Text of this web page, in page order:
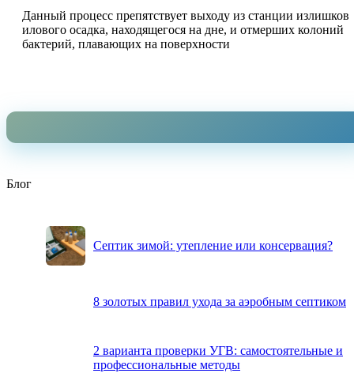
Данный процесс препятствует выходу из станции излишков
илового осадка, находящегося на дне, и отмерших колоний
бактерий, плавающих на поверхности
Блог
Септик зимой: утепление или консервация?
8 золотых правил ухода за аэробным септиком
2 варианта проверки УГВ: самостоятельные и
профессиональные методы